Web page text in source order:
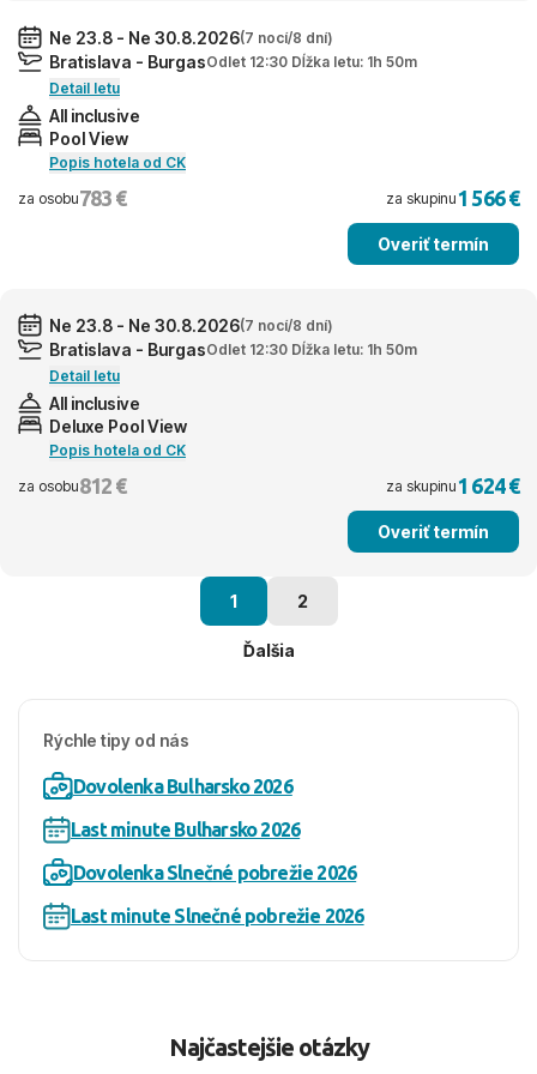
Ne 23.8 - Ne 30.8.2026(7 nocí/8 dní)
Bratislava - BurgasOdlet 12:30 Dĺžka letu: 1h 50m
Detail letu
All inclusive
Pool View
Popis hotela od CK
za osobu783 € za skupinu1 566 €
Overiť termín
Ne 23.8 - Ne 30.8.2026(7 nocí/8 dní)
Bratislava - BurgasOdlet 12:30 Dĺžka letu: 1h 50m
Detail letu
All inclusive
Deluxe Pool View
Popis hotela od CK
za osobu812 € za skupinu1 624 €
Overiť termín
1 2
Ďalšia
Rýchle tipy od nás
Dovolenka Bulharsko 2026
Last minute Bulharsko 2026
Dovolenka Slnečné pobrežie 2026
Last minute Slnečné pobrežie 2026
Najčastejšie otázky